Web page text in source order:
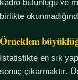
kadro bütünlüğü ve
birlikte
Örneklem
İstatistikte en sık
sonuç çıkarmaktır.